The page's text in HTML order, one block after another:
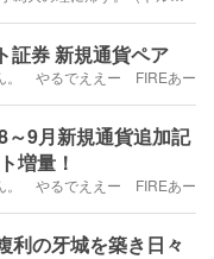
証券 新規通貨ペア
。 やるでええー FIREあー
9月新規通貨追加記
増量！
。 やるでええー FIREあー
利の牙城を築き日々